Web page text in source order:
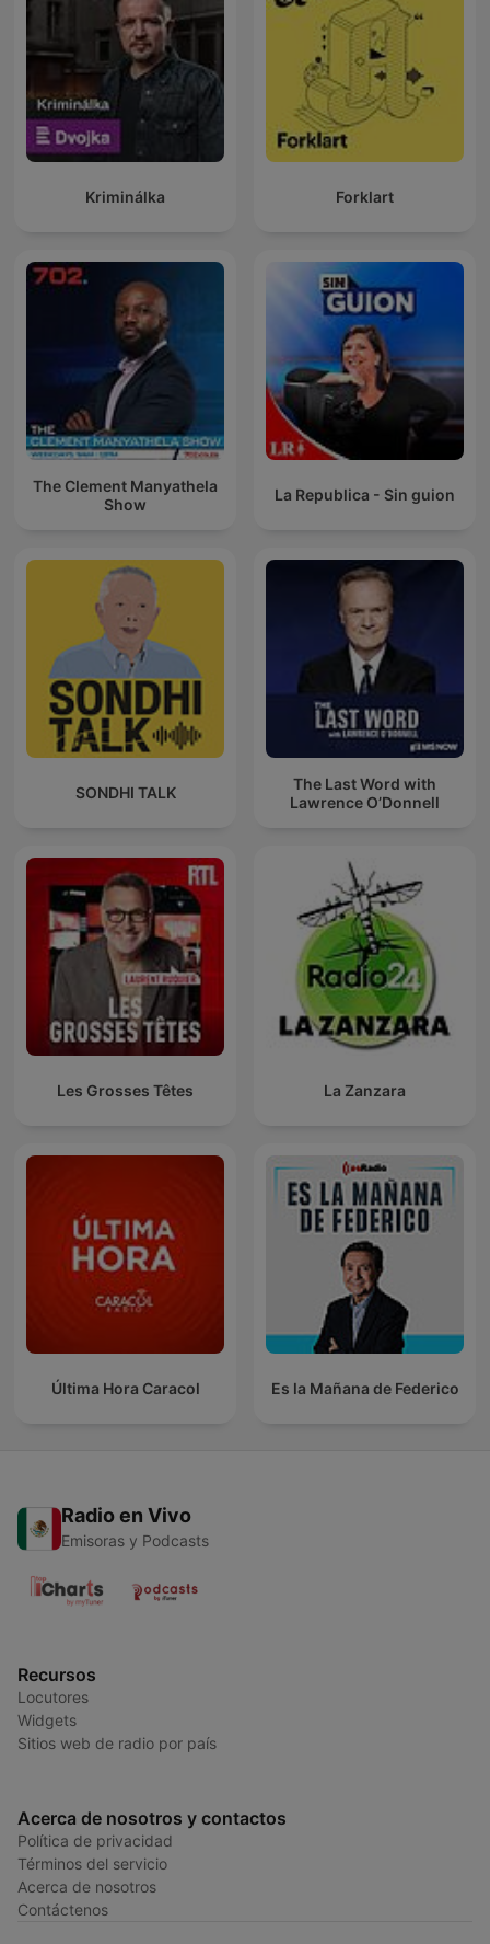
Kriminálka Forklart
The Clement Manyathela
Show
La Republica - Sin guion
SONDHI TALK
The Last Word with
Lawrence O’Donnell
Les Grosses Têtes La Zanzara
Última Hora Caracol Es la Mañana de Federico
Radio en Vivo
Emisoras y Podcasts
Recursos
Locutores
Widgets
Sitios web de radio por país
Acerca de nosotros y contactos
Política de privacidad
Términos del servicio
Acerca de nosotros
Contáctenos